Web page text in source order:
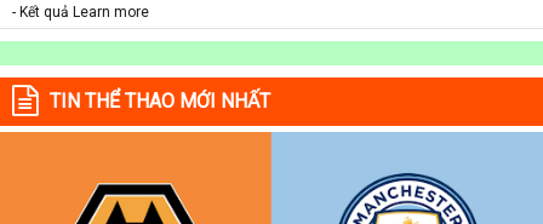
- Kết quả Learn more
TIN THỂ THAO MỚI NHẤT